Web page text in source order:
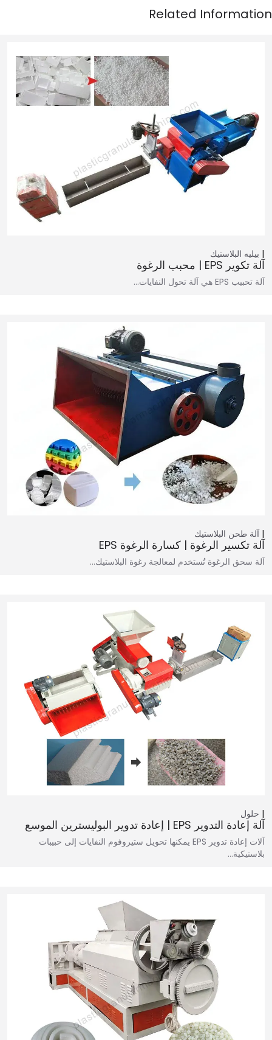
بيليه البلاستيك
آلة تكوير EPS | محبب الرغوة
آلة تحبيب EPS هي آلة تحول النفايات…
آلة طحن البلاستيك
آلة تكسير الرغوة | كسارة الرغوة EPS
آلة سحق الرغوة تُستخدم لمعالجة رغوة البلاستيك…
حلول
آلة إعادة التدوير EPS | إعادة تدوير البوليسترين الموسع
آلات إعادة تدوير EPS يمكنها تحويل ستيروفوم النفايات إلى حبيبات
بلاستيكية…